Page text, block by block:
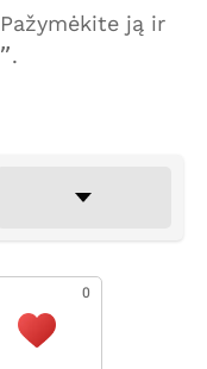
Pažymėkite ją ir
.
0